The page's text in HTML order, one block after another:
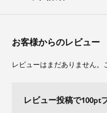
お客様からのレビュー
レビューはまだありません。
レビュー投稿で100pt